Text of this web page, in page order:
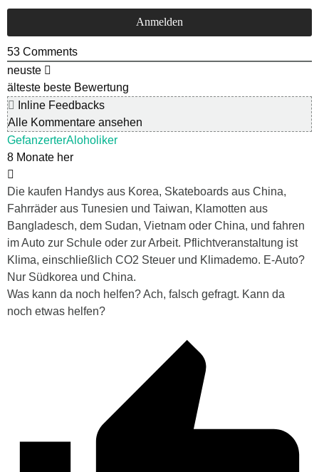
53 Comments
neuste
älteste beste Bewertung
Inline Feedbacks
Alle Kommentare ansehen
GefanzerterAloholiker
8 Monate her
Die kaufen Handys aus Korea, Skateboards aus China,
Fahrräder aus Tunesien und Taiwan, Klamotten aus
Bangladesch, dem Sudan, Vietnam oder China, und fahren
im Auto zur Schule oder zur Arbeit. Pflichtveranstaltung ist
Klima, einschließlich CO2 Steuer und Klimademo. E-Auto?
Nur Südkorea und China.
Was kann da noch helfen? Ach, falsch gefragt. Kann da
noch etwas helfen?